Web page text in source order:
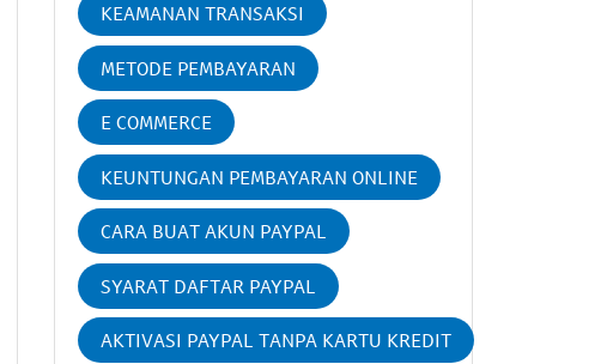
KEAMANAN TRANSAKSI
METODE PEMBAYARAN
E COMMERCE
KEUNTUNGAN PEMBAYARAN ONLINE
CARA BUAT AKUN PAYPAL
SYARAT DAFTAR PAYPAL
AKTIVASI PAYPAL TANPA KARTU KREDIT